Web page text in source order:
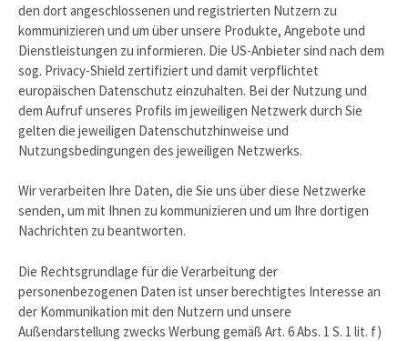
den dort angeschlossenen und registrierten Nutzern zu
kommunizieren und um über unsere Produkte, Angebote und
Dienstleistungen zu informieren. Die US-Anbieter sind nach dem
sog. Privacy-Shield zertifiziert und damit verpflichtet
europäischen Datenschutz einzuhalten. Bei der Nutzung und
dem Aufruf unseres Profils im jeweiligen Netzwerk durch Sie
gelten die jeweiligen Datenschutzhinweise und
Nutzungsbedingungen des jeweiligen Netzwerks.
Wir verarbeiten Ihre Daten, die Sie uns über diese Netzwerke
senden, um mit Ihnen zu kommunizieren und um Ihre dortigen
Nachrichten zu beantworten.
Die Rechtsgrundlage für die Verarbeitung der
personenbezogenen Daten ist unser berechtigtes Interesse an
der Kommunikation mit den Nutzern und unsere
Außendarstellung zwecks Werbung gemäß Art. 6 Abs. 1 S. 1 lit. f)